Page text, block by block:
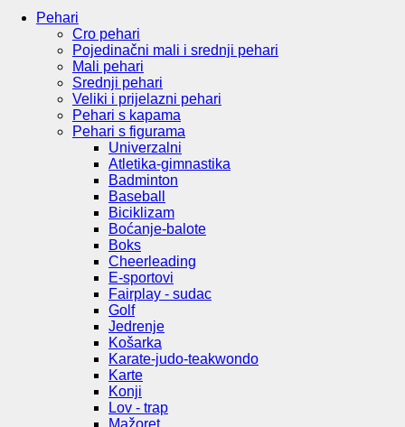
Pehari
Cro pehari
Pojedinačni mali i srednji pehari
Mali pehari
Srednji pehari
Veliki i prijelazni pehari
Pehari s kapama
Pehari s figurama
Univerzalni
Atletika-gimnastika
Badminton
Baseball
Biciklizam
Boćanje-balote
Boks
Cheerleading
E-sportovi
Fairplay - sudac
Golf
Jedrenje
Košarka
Karate-judo-teakwondo
Karte
Konji
Lov - trap
Mažoret